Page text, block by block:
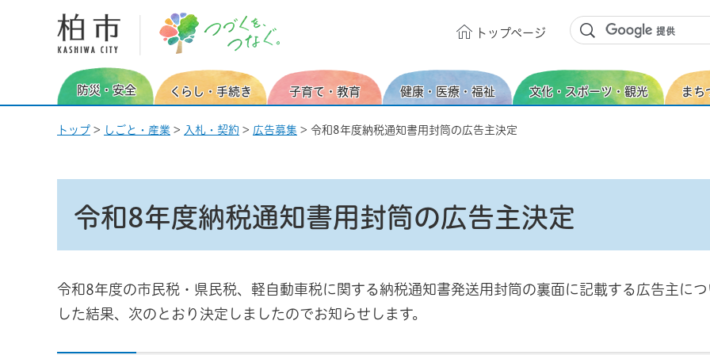
柏市 つづくを、つなぐ。
トップページ
防災・安全 くらし・手続き 子育て・教育 健康・医療・福祉 文化・スポーツ・観光 まち
トップ > しごと・産業 > 入札・契約 > 広告募集 > 令和8年度納税通知書用封筒の広告主決定
令和8年度納税通知書用封筒の広告主決定
令和8年度の市民税・県民税、軽自動車税に関する納税通知書発送用封筒の裏面に記載する広告主に
した結果、次のとおり決定しましたのでお知らせします。